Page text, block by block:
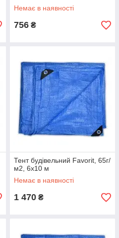
Немає в наявності
756 ₴
Тент будівельний Favorit, 65г/
м2, 6х10 м
Немає в наявності
1 470 ₴